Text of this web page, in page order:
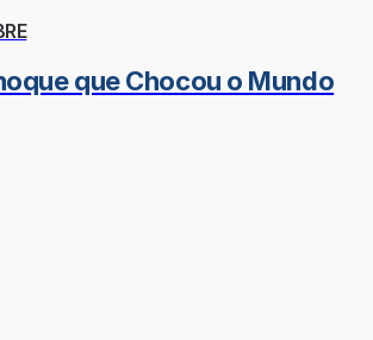
que Chocou o Mundo